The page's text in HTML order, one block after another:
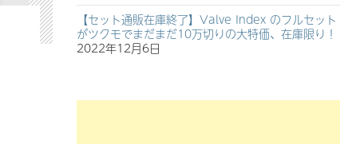
【セット通販在庫終了】Valve Index のフルセット
がツクモでまだまだ10万切りの大特価、在庫限り！
2022年12月6日